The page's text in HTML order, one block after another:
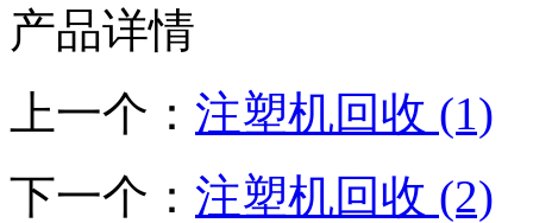
产品详情
上一个： 注塑机回收 (1)
下一个： 注塑机回收 (2)